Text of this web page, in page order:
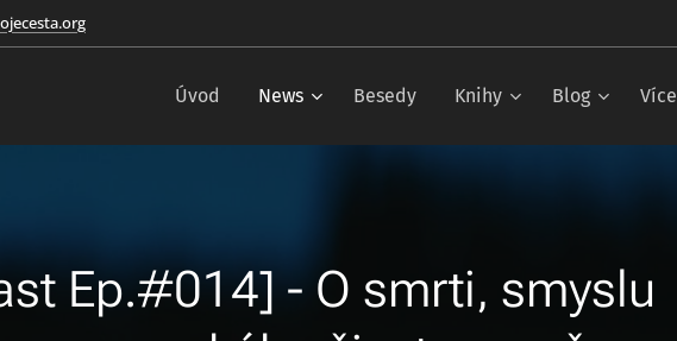
Úvod News Besedy Knihy Blog Více
Ep.#014] - O smrti, smyslu